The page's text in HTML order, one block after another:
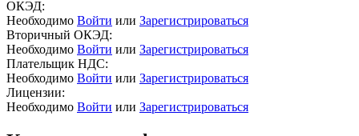
ОКЭД:
Необходимо Войти или Зарегистрироваться
Вторичный ОКЭД:
Необходимо Войти или Зарегистрироваться
Плательщик НДС:
Необходимо Войти или Зарегистрироваться
Лицензии:
Необходимо Войти или Зарегистрироваться